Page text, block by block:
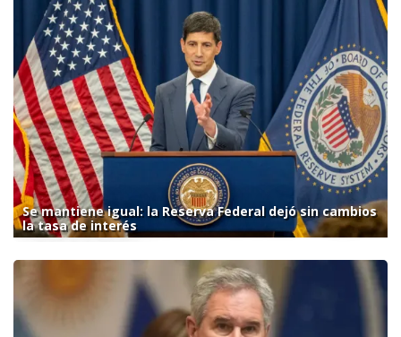
Se mantiene igual: la Reserva Federal dejó sin cambios
la tasa de interés